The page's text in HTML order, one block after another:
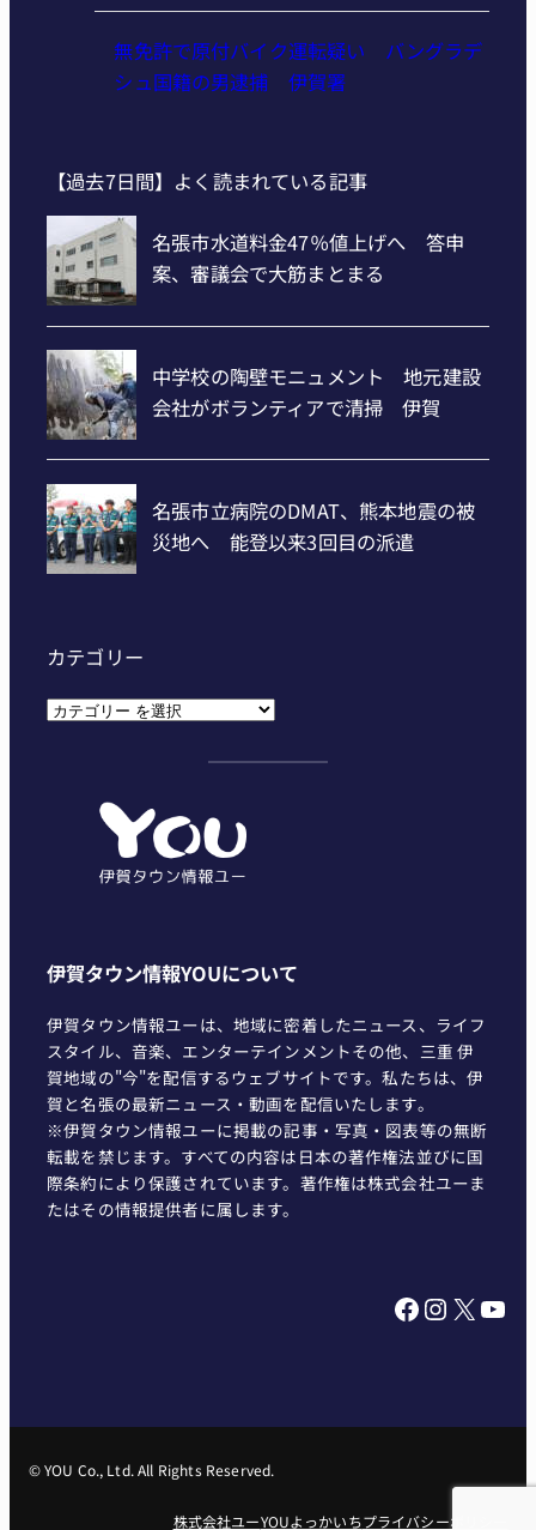
無免許で原付バイク運転疑い バングラデ
シュ国籍の男逮捕 伊賀署
【過去7日間】よく読まれている記事
カテゴリー
カ
伊賀タウン情報YOUについて
伊賀タウン情報ユーは、地域に密着したニュース、ライフ
スタイル、音楽、エンターテインメントその他、三重 伊
賀地域の"今"を配信するウェブサイトです。私たちは、伊
賀と名張の最新ニュース・動画を配信いたします。
※伊賀タウン情報ユーに掲載の記事・写真・図表等の無断
転載を禁じます。すべての内容は日本の著作権法並びに国
際条約により保護されています。著作権は株式会社ユーま
たはその情報提供者に属します。
Facebook InstagramX YouTube
© YOU Co., Ltd. All Rights Reserved.
株式会社ユーYOUよっかいちプライバシーポリシー